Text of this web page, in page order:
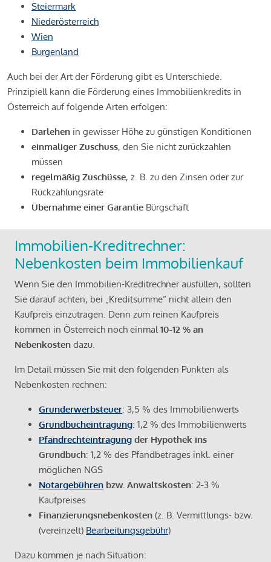
Steiermark
Niederösterreich
Wien
Burgenland
Auch bei der Art der Förderung gibt es Unterschiede.
Prinzipiell kann die Förderung eines Immobilienkredits in
Österreich auf folgende Arten erfolgen:
Darlehen in gewisser Höhe zu günstigen Konditionen
einmaliger Zuschuss, den Sie nicht zurückzahlen
müssen
regelmäßig Zuschüsse, z. B. zu den Zinsen oder zur
Rückzahlungsrate
Übernahme einer Garantie Bürgschaft
Immobilien-Kreditrechner:
Nebenkosten beim Immobilienkauf
Wenn Sie den Immobilien-Kreditrechner ausfüllen, sollten
Sie darauf achten, bei „Kreditsumme“ nicht allein den
Kaufpreis einzutragen. Denn zum reinen Kaufpreis
kommen in Österreich noch einmal10-12 % an
Nebenkosten dazu.
Im Detail müssen Sie mit den folgenden Punkten als
Nebenkosten rechnen:
Grunderwerbsteuer: 3,5 % des Immobilienwerts
Grundbucheintragung: 1,2 % des Immobilienwerts
Pfandrechteintragung der Hypothek ins
Grundbuch: 1,2 % des Pfandbetrages inkl. einer
möglichen NGS
Notargebühren bzw. Anwaltskosten: 2-3 %
Kaufpreises
Finanzierungsnebenkosten (z. B. Vermittlungs- bzw.
(vereinzelt) Bearbeitungsgebühr)
Dazu kommen je nach Situation: